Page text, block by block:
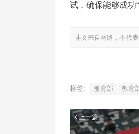
试，确保能够成功“
本文来自网络，不代
标签: 教育部 教育
上一篇